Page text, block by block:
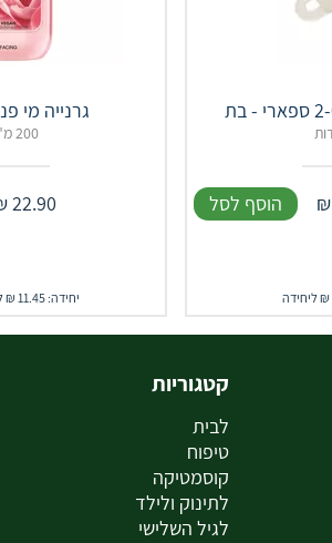
₪ הוסף לסל
גרנייה מי
200 מ"ל
22.90
יחידה: 11.45 ₪ ל-100 מ"ל
קטגוריות
לבית
טיפוח
קוסמטיקה
לתינוק ולילד
לגיל השלישי